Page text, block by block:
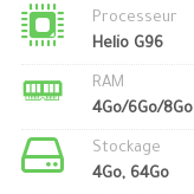
Processeur
Helio G96
RAM
4Go/6Go/8Go
Stockage
4Go, 64Go